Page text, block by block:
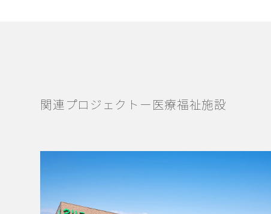
関連プロジェクトー医療福祉施設